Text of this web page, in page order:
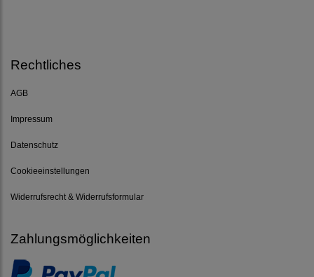
Rechtliches
AGB
Impressum
Datenschutz
Cookieeinstellungen
Widerrufsrecht & Widerrufsformular
Zahlungsmöglichkeiten